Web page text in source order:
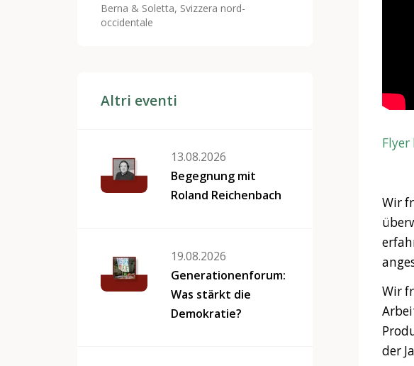
Berna & Soletta, Svizzera nord-
occidentale
Altri eventi
13.08.2026
Begegnung mit
Roland Reichenbach
19.08.2026
Generationenforum:
Was stärkt die
Demokratie?
Wir
Wir
der